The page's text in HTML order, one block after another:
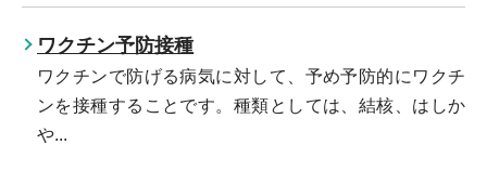
ワクチン予防接種
ワクチンで防げる病気に対して、予め予防的にワクチ
ンを接種することです。種類としては、結核、はしか
や...